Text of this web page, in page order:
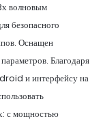
волновым
безопасного
Оснащен
Благодаря
и интерфейсу на
с мощностью